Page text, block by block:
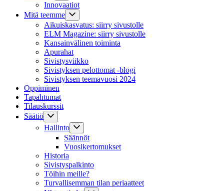
Innovaatiot
Mitä teemme
Aikuiskasvatus: siirry sivustolle
ELM Magazine: siirry sivustolle
Kansainvälinen toiminta
Apurahat
Sivistysviikko
Sivistyksen pelottomat -blogi
Sivistyksen teemavuosi 2024
Oppiminen
Tapahtumat
Tilauskurssit
Säätiö
Hallinto
Säännöt
Vuosikertomukset
Historia
Sivistyspalkinto
Töihin meille?
Turvallisemman tilan periaatteet